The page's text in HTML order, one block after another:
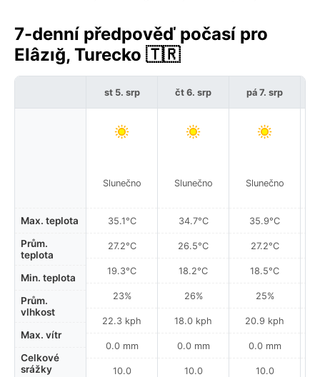
7-denní předpověď počasí pro
Elâzığ, Turecko 🇹🇷
Max. teplota
Prům.
teplota
Min. teplota
Prům.
vlhkost
Max. vítr
Celkové
srážky
st 5. srp
Slunečno
35.1°C
27.2°C
19.3°C
23%
22.3 kph
0.0 mm
10.0
čt 6. srp
Slunečno
34.7°C
26.5°C
18.2°C
26%
18.0 kph
0.0 mm
10.0
pá 7. srp
Slunečno
35.9°C
27.2°C
18.5°C
25%
20.9 kph
0.0 mm
10.0